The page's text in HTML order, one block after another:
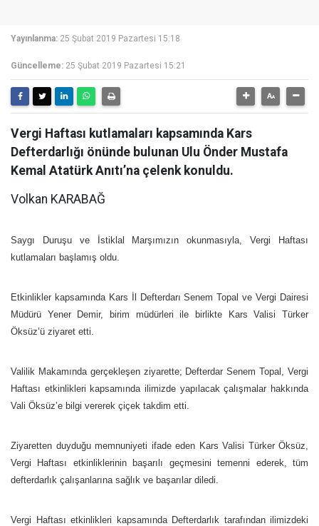
Yayınlanma: 25 Şubat 2019 Pazartesi 15:18
Güncelleme: 25 Şubat 2019 Pazartesi 15:21
Vergi Haftası kutlamaları kapsamında Kars
Defterdarlığı önünde bulunan Ulu Önder Mustafa
Kemal Atatürk Anıtı’na çelenk konuldu.
Volkan KARABAĞ
Saygı Duruşu ve İstiklal Marşımızın okunmasıyla, Vergi Haftası
kutlamaları başlamış oldu.
Etkinlikler kapsamında Kars İl Defterdarı Senem Topal ve Vergi Dairesi
Müdürü Yener Demir, birim müdürleri ile birlikte Kars Valisi Türker
Öksüz’ü ziyaret etti.
Valilik Makamında gerçekleşen ziyarette; Defterdar Senem Topal, Vergi
Haftası etkinlikleri kapsamında ilimizde yapılacak çalışmalar hakkında
Vali Öksüz’e bilgi vererek çiçek takdim etti.
Ziyaretten duyduğu memnuniyeti ifade eden Kars Valisi Türker Öksüz,
Vergi Haftası etkinliklerinin başarılı geçmesini temenni ederek, tüm
defterdarlık çalışanlarına sağlık ve başarılar diledi.
Vergi Haftası etkinlikleri kapsamında Defterdarlık tarafından ilimizdeki